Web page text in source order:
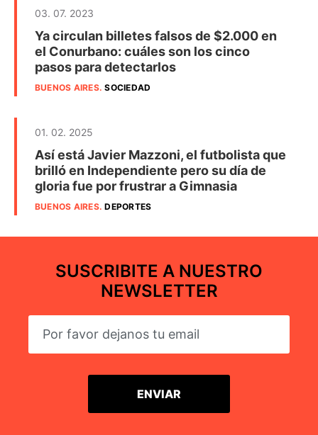
03. 07. 2023
Ya circulan billetes falsos de $2.000 en
el Conurbano: cuáles son los cinco
pasos para detectarlos
BUENOS AIRES.SOCIEDAD
01. 02. 2025
Así está Javier Mazzoni, el futbolista que
brilló en Independiente pero su día de
gloria fue por frustrar a Gimnasia
BUENOS AIRES.DEPORTES
SUSCRIBITE A NUESTRO
NEWSLETTER